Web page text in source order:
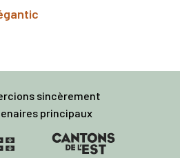
sincèrement
principaux